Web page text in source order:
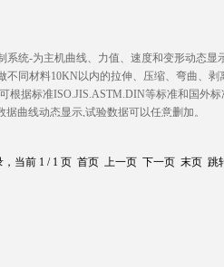
系统-为主机曲线、力值、速度和变形动态显
同材料10KN以内的拉伸、压缩、弯曲、剥
根据标准ISO.JIS.ASTM.DIN等标准和国外
曲线动态显示,试验数据可以任意删加。
，当前 1 / 1 页 首页 上一页 下一页 末页 跳